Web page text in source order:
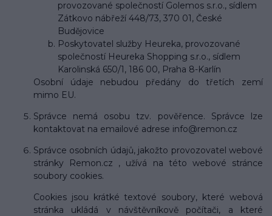
provozované společností Golemos s.r.o., sídlem
Zátkovo nábřeží 448/73, 370 01, České
Budějovice
Poskytovatel služby Heureka, provozované
společností Heureka Shopping s.r.o., sídlem
Karolinská 650/1, 186 00, Praha 8-Karlín
Osobní údaje nebudou předány do třetích zemí
mimo EU.
Správce nemá osobu tzv. pověřence. Správce lze
kontaktovat na emailové adrese info@remon.cz
Správce osobních údajů, jakožto provozovatel webové
stránky Remon.cz , užívá na této webové stránce
soubory cookies.
Cookies jsou krátké textové soubory, které webová
stránka ukládá v návštěvníkově počítači, a které